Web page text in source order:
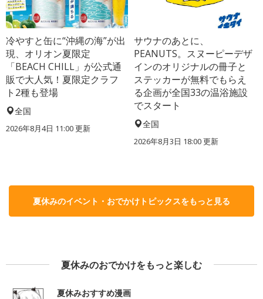
冷やすと缶に“沖縄の海”が出
現、オリオン夏限定
「BEACH CHILL」が公式通
販で大人気！夏限定クラフ
ト2種も登場
全国
2026年8月4日 11:00更新
サウナのあとに、
PEANUTS。スヌーピーデザ
インのオリジナルの冊子と
ステッカーが無料でもらえ
る企画が全国33の温浴施設
でスタート
全国
2026年8月3日 18:00更新
夏休みのイベント・おでかけトピックスをもっと見る
夏休みのおでかけをもっと楽しむ
夏休みおすすめ漫画